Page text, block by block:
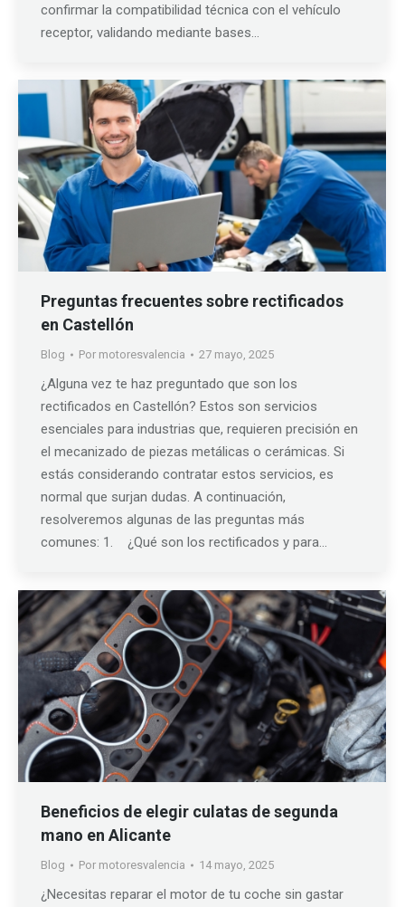
confirmar la compatibilidad técnica con el vehículo
receptor, validando mediante bases…
Preguntas frecuentes sobre rectificados
en Castellón
Blog Por motoresvalencia 27 mayo, 2025
¿Alguna vez te haz preguntado que son los
rectificados en Castellón? Estos son servicios
esenciales para industrias que, requieren precisión en
el mecanizado de piezas metálicas o cerámicas. Si
estás considerando contratar estos servicios, es
normal que surjan dudas. A continuación,
resolveremos algunas de las preguntas más
comunes: 1. ¿Qué son los rectificados y para…
Beneficios de elegir culatas de segunda
mano en Alicante
Blog Por motoresvalencia 14 mayo, 2025
¿Necesitas reparar el motor de tu coche sin gastar